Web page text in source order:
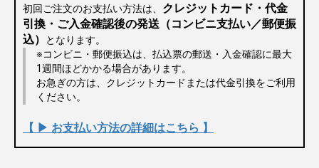
初回ご注文のお支払い方法は、 クレジットカード・代金
引換・ご入金確認後の発送（コンビニ支払い／郵便振
込）
となります。
※コンビニ・郵便振込は、払込票の郵送・入金確認に最大
1週間ほどかかる場合があります。
お急ぎの方は、クレジットカードまたは代金引換をご利用
ください。
【 ▶ お支払い方法の詳細はこちら 】